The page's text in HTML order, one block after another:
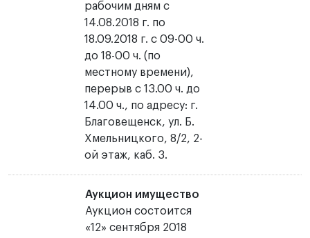
рабочим дням с
14.08.2018 г. по
18.09.2018 г. с 09-00 ч.
до 18-00 ч. (по
местному времени),
перерыв с 13.00 ч. до
14.00 ч., по адресу: г.
Благовещенск, ул. Б.
Хмельницкого, 8/2, 2-
ой этаж, каб. 3.
Аукцион имущество
Аукцион состоится
«12» сентября 2018